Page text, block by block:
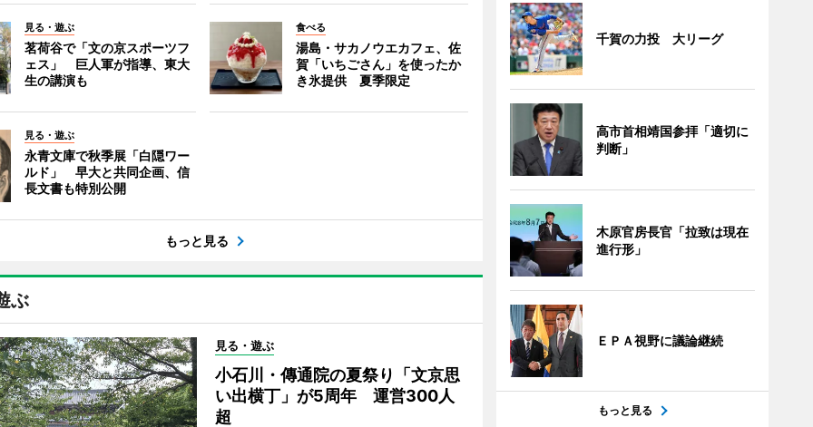
見る・遊ぶ
茗荷谷で「文の京スポーツフ
ェス」 巨人軍が指導、東大
生の講演も
食べる
湯島・サカノウエカフェ、佐
賀「いちごさん」を使ったか
き氷提供 夏季限定
見る・遊ぶ
永青文庫で秋季展「白隠ワー
ルド」 早大と共同企画、信
長文書も特別公開
もっと見る
ぶ
見る・遊ぶ
小石川・傳通院の夏祭り「文京思
い出横丁」が5周年 運営300人
超
千賀の力投 大リーグ
高市首相靖国参拝「適切に
判断」
木原官房長官「拉致は現在
進行形」
ＥＰＡ視野に議論継続
もっと見る